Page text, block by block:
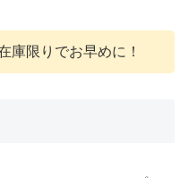
庫限りでお早めに！